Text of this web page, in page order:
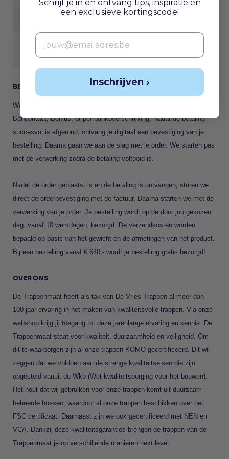
Bevestiging
voorgeboord?
Nee, dit zal zelf voorgeboord
BETALEN & VERZENDEN
Wanneer je jouw bestelling wilt afronden, kun je betalen via
Bancontact, Belfius, of per bankoverschrijving. Nadat de betaling
succesvol is afgerond, ontvang je digitaal een bevestiging van je
bestelling. Daarna gaan we aan de slag met je order. We starten pas
met de verwerking zodra de betaling voltooid is.
Nadat de order geplaatst is en de betaling is ontvangen, sturen we
direct de orderbevestiging met de factuur. Daarna starten we met de
verwerking van je order. Je bestelling wordt op de door jou gekozen
dag, vanaf 10 werkdagen, bezorgd. De verzendkosten worden
bepaald op basis van het gewicht en de afmetingen van het product.
Bij een bestelling vanaf € 640,- wordt je bestelling gratis bezorgd!
OVER ONS
De Trappenmaat heeft als tak van De Vries Trappen al meer dan
100 jaar ervaring in het maken van kwaliteitsvolle trappen. Via onze
webshop krijg jij toegang tot deze jarenlange ervaring en kennis. De
Trappenmaat staat voor kwaliteit, duurzaamheid en veiligheid. Om
dit te waarborgen zijn al onze trappen KOMO gecertificeerd. Dit wil
zeggen dat we voldoen aan de strenge kwaliteitseisen die zijn
opgesteld vanuit de Wkb (Wet kwaliteitsborging voor het bouwen).
Het hout dat wij gebruiken voor onze trappen komt uit duurzaam
beheerde bossen, waardoor al onze trappen beschikken over het
FSC certificaat. Daarnaast zijn we ook gecertificeerd met NEN en
VCA. Dankzij deze kwaliteitsgaranties brengen de trappen van de
Trappenmaat je op verschillende manieren next level.
Schrijf je in en ontvang tips, inspiratie én
een exclusieve kortingscode!
Email
Inschrijven ›